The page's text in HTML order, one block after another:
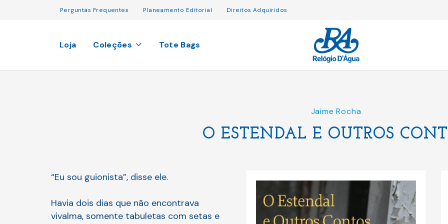
Perguntas Frequentes Planeamento Editorial Direitos Adquiridos
Loja Coleções Tote Bags
Jaime Rocha
O ESTENDAL E OUTROS
“Eu sou guionista”, disse ele.
Havia dois dias que não encontrava
vivalma, somente tabuletas com setas e